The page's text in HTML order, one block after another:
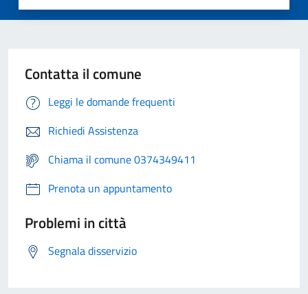
Contatta il comune
Leggi le domande frequenti
Richiedi Assistenza
Chiama il comune 0374349411
Prenota un appuntamento
Problemi in città
Segnala disservizio